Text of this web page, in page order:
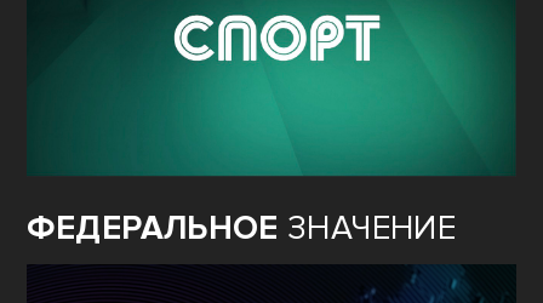
ФЕДЕРАЛЬНОЕ ЗНАЧЕНИЕ